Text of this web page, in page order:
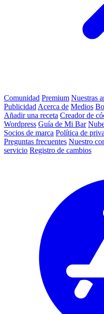
Comunidad Premium Nuestras
Publicidad Acerca de Medios
Añadir una receta Creador de
Wordpress Guía de Mi Bar
Socios de marca Política de
Preguntas frecuentes Nuestro
servicio Registro de cambios